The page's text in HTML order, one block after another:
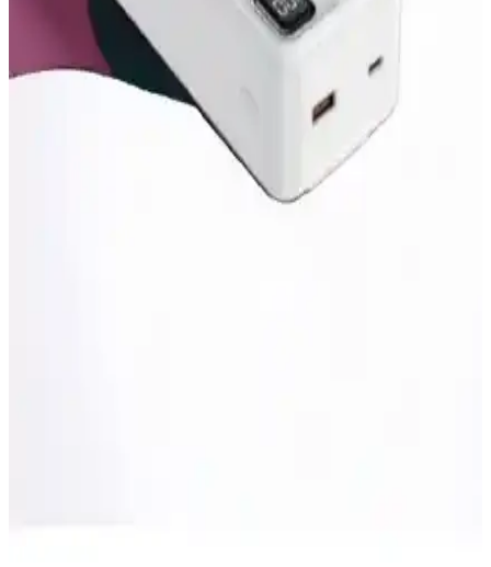
Sunix 5000mAh taşınabilir powerbank, hafif tasarımı ve hızlı şarj
özellikleriyle günlük ve seyahat ihtiyaçlarına uygun güvenilir enerji
kaynağıdır.
Yüksek Kapasiteli Powerbank Seçerken Dikkat
Edilmesi Gerekenler ve En Güncel Modeller
Yüksek kapasiteli powerbankler, uzun seyahatler ve çoklu cihaz
şarjı için ideal. Kapasite, hız ve güvenlik özellikleriyle en uygun